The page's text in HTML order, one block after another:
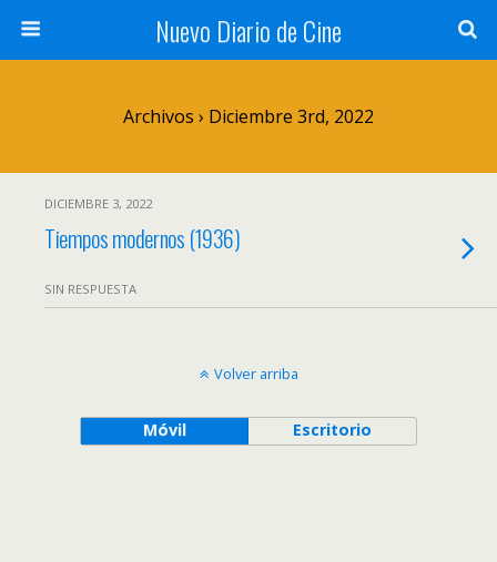
Nuevo Diario de Cine
Archivos › Diciembre 3rd, 2022
DICIEMBRE 3, 2022
Tiempos modernos (1936)
SIN RESPUESTA
Volver arriba
Móvil Escritorio